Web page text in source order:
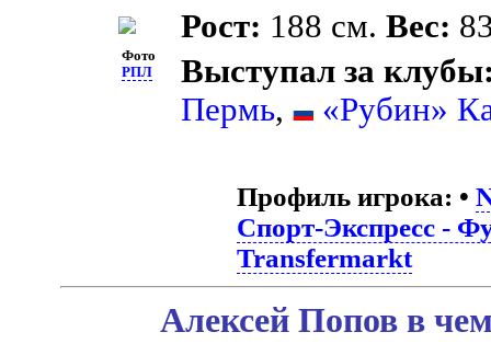
Фото
РПЛ
Рост: 188 см.Вес:
Выступал за
Пермь, «Рубин»
Профиль игрока: •
Спорт-Экспресс -
Transfermarkt
Алексей Попов в